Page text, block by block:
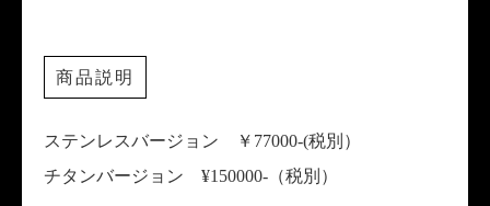
商品説明
ステンレスバージョン ￥77000-(税別）
チタンバージョン ¥150000-（税別）